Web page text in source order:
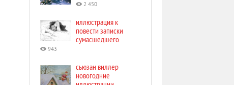
2 450
иллюстрация к
повести записки
сумасшедшего
943
сьюзан виллер
новогодние